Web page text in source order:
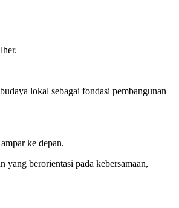
lokal sebagai fondasi pembangunan
ke depan.
berorientasi pada kebersamaan,